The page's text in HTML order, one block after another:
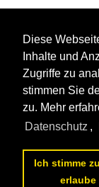
Diese
Inhalte und
Zugriffe zu
stimmen Sie
zu. Mehr
Datenschutz ,
Ich stimme
erlaube